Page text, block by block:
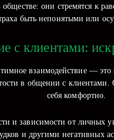
они стремятся к
быть непонятыми или
с клиентами:
взаимодействие —
в общении с клиентами.
себя комфортно.
и зависимости от
и другими негативных